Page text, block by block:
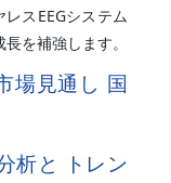
スEEGシステム
を補強します。
場見通し 国
析と トレン